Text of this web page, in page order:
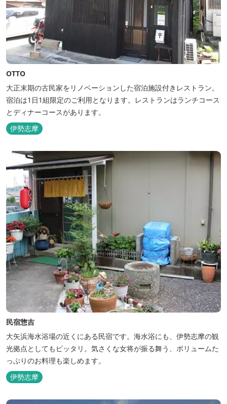
OTTO
大正末期の古民家をリノベーションした宿泊施設付きレストラン。
宿泊は1日1組限定のご利用となります。レストランはランチコース
とディナーコースがあります。
伊勢志摩
民宿惣吉
大矢浜海水浴場の近くにある民宿です。海水浴にも、伊勢志摩の観
光拠点としてもピッタリ。気さくな女将が振る舞う、ボリュームた
っぷりのお料理も楽しめます。
伊勢志摩